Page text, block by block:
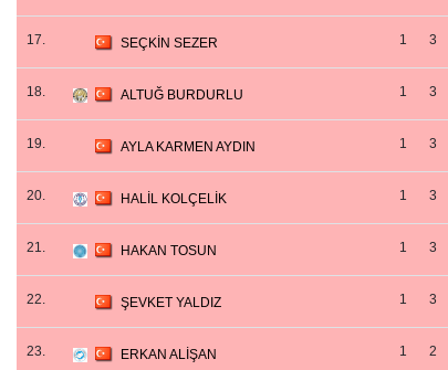
17. SEÇKİN SEZER 1 3
18. ALTUĞ BURDURLU 1 3
19. AYLA KARMEN AYDIN 1 3
20. HALİL KOLÇELİK 1 3
21. HAKAN TOSUN 1 3
22. ŞEVKET YALDIZ 1 3
23. ERKAN ALİŞAN 1 2